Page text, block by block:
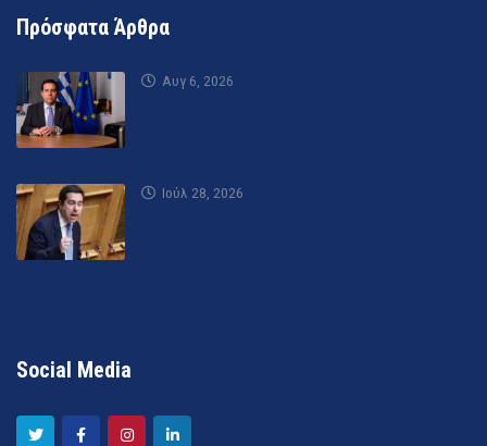
Πρόσφατα Άρθρα
Αυγ 6, 2026
Ιούλ 28, 2026
Social Media